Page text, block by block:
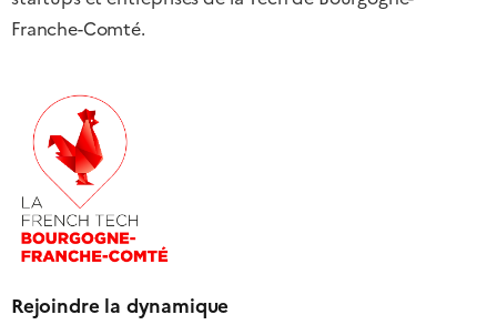
Franche-Comté.
Rejoindre la dynamique